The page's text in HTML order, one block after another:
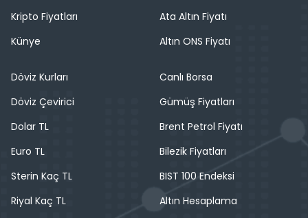
Kripto Fiyatları
Künye
Ata Altın Fiyatı
Altın ONS Fiyatı
Döviz Kurları
Döviz Çevirici
Dolar TL
Euro TL
Sterin Kaç TL
Riyal Kaç TL
Canlı Borsa
Gümüş Fiyatları
Brent Petrol Fiyatı
Bilezik Fiyatları
BIST 100 Endeksi
Altın Hesaplama